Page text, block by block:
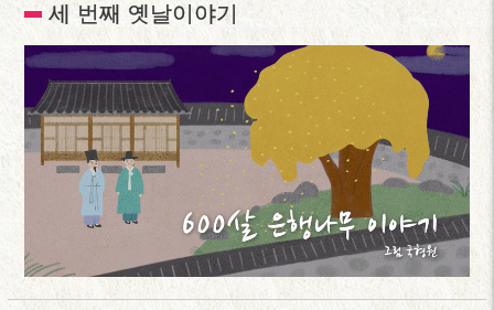
세 번째 옛날이야기